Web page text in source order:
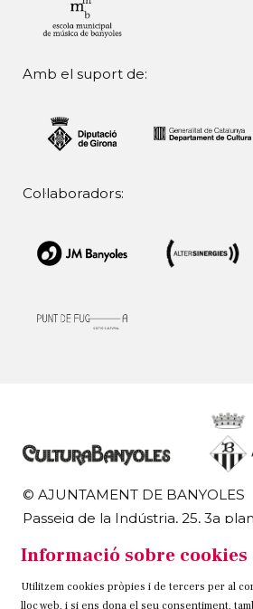
Amb el suport de:
Col·laboradors:
© AJUNTAMENT DE BANYOLES
Passeig de la Indústria, 25, 3a
972 58 18 48 | 972 57 00 50
Sitemap Avís Legal Ús de
Informació sobre cookies
Utilitzem cookies pròpies i de tercers per al
lloc web, i si ens dona el seu consentiment,